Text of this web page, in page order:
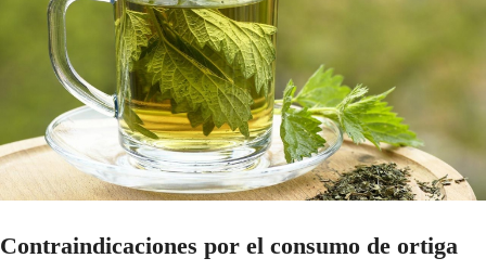
Contraindicaciones por el consumo de ortiga